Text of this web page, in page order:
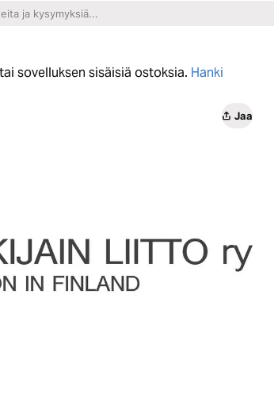
sovelluksen sisäisiä ostoksia. Hanki
Jaa